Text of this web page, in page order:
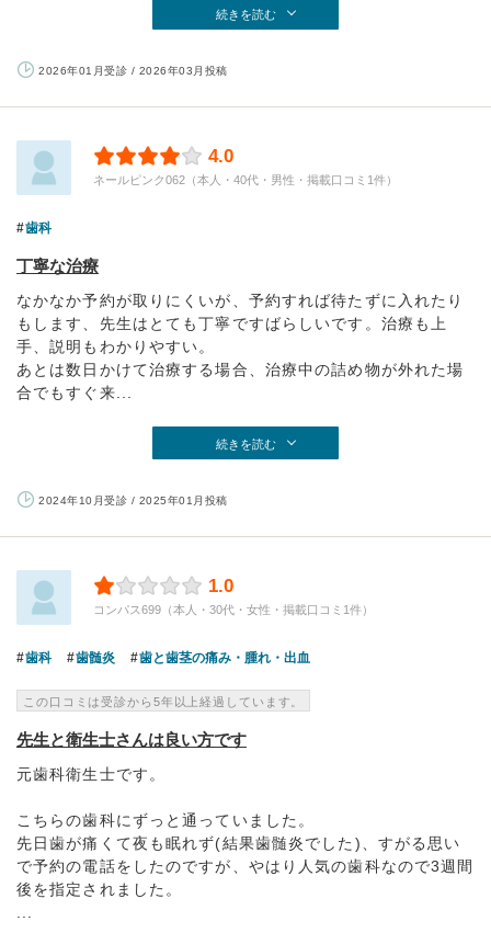
続きを読む
2026年01月受診 / 2026年03月投稿
4.0
ネールピンク062（本人・40代・男性・掲載口コミ1件）
歯科
丁寧な治療
なかなか予約が取りにくいが、予約すれば待たずに入れたり
もします、先生はとても丁寧ですばらしいです。治療も上
手、説明もわかりやすい。
あとは数日かけて治療する場合、治療中の詰め物が外れた場
合でもすぐ来...
続きを読む
2024年10月受診 / 2025年01月投稿
1.0
コンパス699（本人・30代・女性・掲載口コミ1件）
歯科 歯髄炎 歯と歯茎の痛み・腫れ・出血
この口コミは受診から5年以上経過しています。
先生と衛生士さんは良い方です
元歯科衛生士です。
こちらの歯科にずっと通っていました。
先日歯が痛くて夜も眠れず(結果歯髄炎でした)、すがる思い
で予約の電話をしたのですが、やはり人気の歯科なので3週間
後を指定されました。